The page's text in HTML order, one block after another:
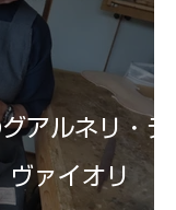
アルネリ・デ
ァイオリ